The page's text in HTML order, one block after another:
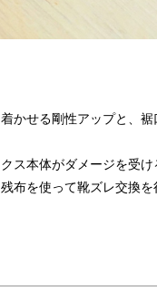
かせる剛性アップと、
ス本体がダメージを受け
布を使って靴ズレ交換を